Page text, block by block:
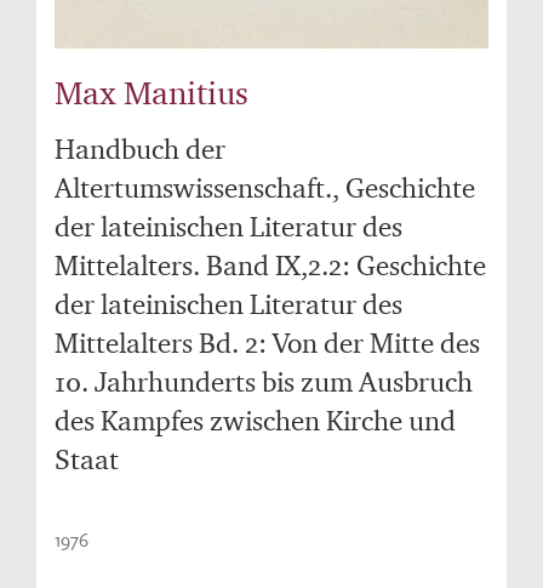
Max Manitius
Handbuch der
Altertumswissenschaft., Geschichte
der lateinischen Literatur des
Mittelalters. Band IX,2.2: Geschichte
der lateinischen Literatur des
Mittelalters Bd. 2: Von der Mitte des
10. Jahrhunderts bis zum Ausbruch
des Kampfes zwischen Kirche und
Staat
1976